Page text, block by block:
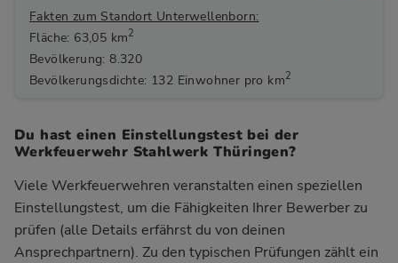
Fakten zum Standort Unterwellenborn:
Fläche: 63,05 km2
Bevölkerung: 8.320
Bevölkerungsdichte: 132 Einwohner pro km2
Du hast einen Einstellungstest bei der
Werkfeuerwehr Stahlwerk Thüringen?
Viele Werkfeuerwehren veranstalten einen speziellen
Einstellungstest, um die Fähigkeiten Ihrer Bewerber zu
prüfen (alle Details erfährst du von deinen
Ansprechpartnern). Zu den typischen Prüfungen zählt ein